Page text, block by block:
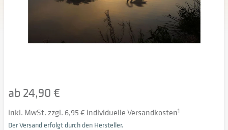
ab 24,90 €
inkl. MwSt. zzgl. 6,95 € individuelle Versandkosten1
Der Versand erfolgt durch den Hersteller.